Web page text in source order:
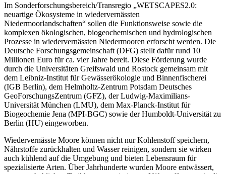
Im Sonderforschungsbereich/Transregio „WETSCAPES2.0:
neuartige Ökosysteme in wiedervernässten
Niedermoorlandschaften“ sollen die Funktionsweise sowie die
komplexen ökologischen, biogeochemischen und hydrologischen
Prozesse in wiedervernässten Niedermooren erforscht werden. Die
Deutsche Forschungsgemeinschaft (DFG) stellt dafür rund 10
Millionen Euro für ca. vier Jahre bereit. Diese Förderung wurde
durch die Universitäten Greifswald und Rostock gemeinsam mit
dem Leibniz-Institut für Gewässerökologie und Binnenfischerei
(IGB Berlin), dem Helmholtz-Zentrum Potsdam Deutsches
GeoForschungsZentrum (GFZ), der Ludwig-Maximilians-
Universität München (LMU), dem Max-Planck-Institut für
Biogeochemie Jena (MPI-BGC) sowie der Humboldt-Universität zu
Berlin (HU) eingeworben.
Wiedervernässte Moore können nicht nur Kohlenstoff speichern,
Nährstoffe zurückhalten und Wasser reinigen, sondern sie wirken
auch kühlend auf die Umgebung und bieten Lebensraum für
spezialisierte Arten. Über Jahrhunderte wurden Moore entwässert,